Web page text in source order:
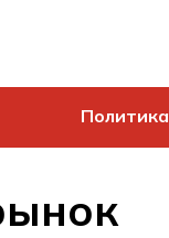
Политика